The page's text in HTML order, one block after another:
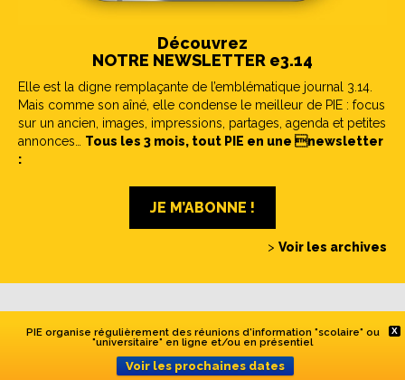
Découvrez
NOTRE NEWSLETTER e3.14
Elle est la digne remplaçante de l’emblématique journal 3.14.
Mais comme son aîné, elle condense le meilleur de PIE : focus
sur un ancien, images, impressions, partages, agenda et petites
annonces… Tous les 3 mois, tout PIE en une newsletter
:
JE M’ABONNE !
> Voir les archives
Et vous, savez vous pourquoi notre journal s’appelle
X
PIE organise régulièrement des réunions d'information "scolaire" ou
"universitaire" en ligne et/ou en présentiel
Voir les prochaines dates